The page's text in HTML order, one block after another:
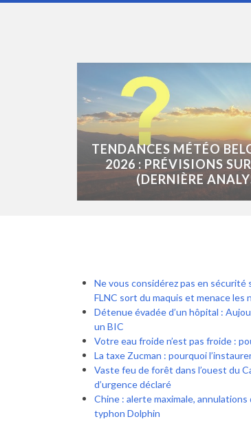
TENDANCES MÉTÉO
2026 : PRÉVISIONS
(DERNIÈRE
Ne vous considérez pas en
FLNC sort du maquis et menace les
Détenue évadée d’un hôpital :
un BIC
Votre eau froide n’est pas froide :
La taxe Zucman : pourquoi
Vaste feu de forêt dans l’ouest du
d’urgence déclaré
Chine : alerte maximale,
typhon Dolphin